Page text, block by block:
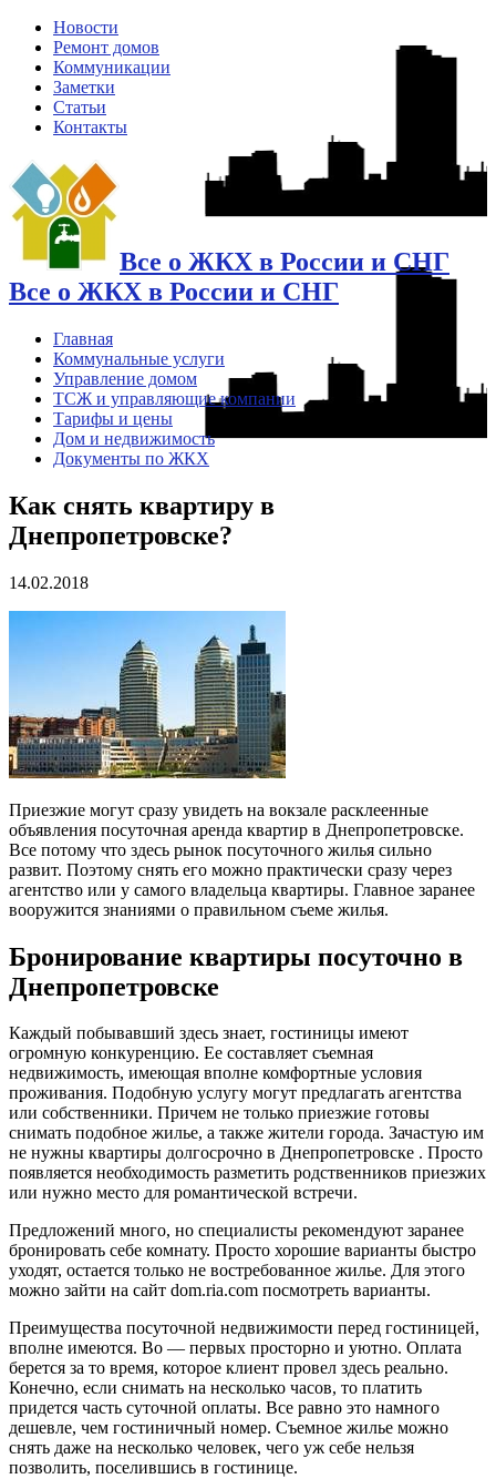
Новости
Ремонт домов
Коммуникации
Заметки
Статьи
Контакты
Все о ЖКХ в России и СНГ
Все о ЖКХ в России и СНГ
Главная
Коммунальные услуги
Управление домом
ТСЖ и управляющие компании
Тарифы и цены
Дом и недвижимость
Документы по ЖКХ
Как снять квартиру в
Днепропетровске?
14.02.2018
Приезжие могут сразу увидеть на вокзале расклеенные
объявления посуточная аренда квартир в Днепропетровске.
Все потому что здесь рынок посуточного жилья сильно
развит. Поэтому снять его можно практически сразу через
агентство или у самого владельца квартиры. Главное заранее
вооружится знаниями о правильном съеме жилья.
Бронирование квартиры посуточно в
Днепропетровске
Каждый побывавший здесь знает, гостиницы имеют
огромную конкуренцию. Ее составляет съемная
недвижимость, имеющая вполне комфортные условия
проживания. Подобную услугу могут предлагать агентства
или собственники. Причем не только приезжие готовы
снимать подобное жилье, а также жители города. Зачастую им
не нужны квартиры долгосрочно в Днепропетровске . Просто
появляется необходимость разметить родственников приезжих
или нужно место для романтической встречи.
Предложений много, но специалисты рекомендуют заранее
бронировать себе комнату. Просто хорошие варианты быстро
уходят, остается только не востребованное жилье. Для этого
можно зайти на сайт dom.ria.com посмотреть варианты.
Преимущества посуточной недвижимости перед гостиницей,
вполне имеются. Во — первых просторно и уютно. Оплата
берется за то время, которое клиент провел здесь реально.
Конечно, если снимать на несколько часов, то платить
придется часть суточной оплаты. Все равно это намного
дешевле, чем гостиничный номер. Съемное жилье можно
снять даже на несколько человек, чего уж себе нельзя
позволить, поселившись в гостинице.